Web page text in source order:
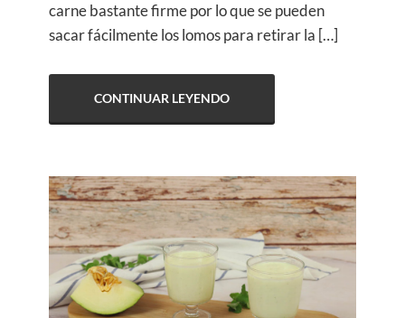
carne bastante firme por lo que se pueden
sacar fácilmente los lomos para retirar la […]
CONTINUAR LEYENDO